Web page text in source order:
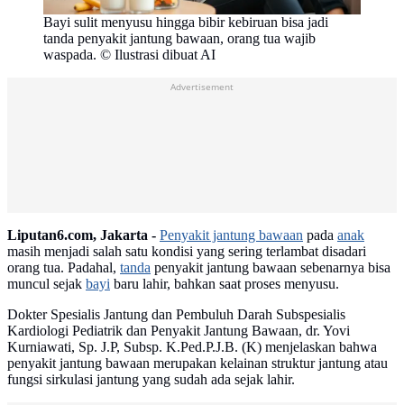
Bayi sulit menyusu hingga bibir kebiruan bisa jadi
tanda penyakit jantung bawaan, orang tua wajib
waspada. © Ilustrasi dibuat AI
Advertisement
Liputan6.com, Jakarta - Penyakit jantung bawaan pada anak
masih menjadi salah satu kondisi yang sering terlambat disadari
orang tua. Padahal, tanda penyakit jantung bawaan sebenarnya bisa
muncul sejak bayi baru lahir, bahkan saat proses menyusu.
Dokter Spesialis Jantung dan Pembuluh Darah Subspesialis
Kardiologi Pediatrik dan Penyakit Jantung Bawaan, dr. Yovi
Kurniawati, Sp. J.P, Subsp. K.Ped.P.J.B. (K) menjelaskan bahwa
penyakit jantung bawaan merupakan kelainan struktur jantung atau
fungsi sirkulasi jantung yang sudah ada sejak lahir.